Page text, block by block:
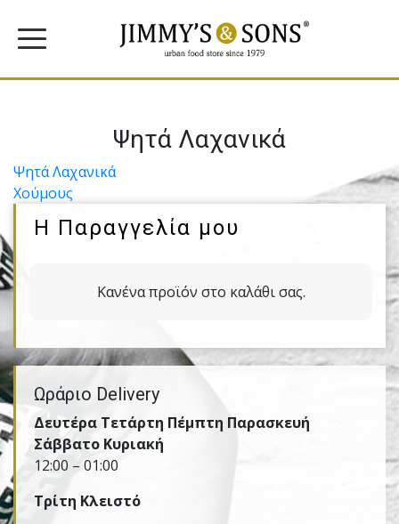
Ψητά Λαχανικά
Πλοήγηση
άρθρων
Ψητά Λαχανικά
Χούμους
Η Παραγγελία μου
Κανένα προϊόν στο καλάθι σας.
Ωράριο Delivery
Δευτέρα Τετάρτη Πέμπτη Παρασκευή
Σάββατο Κυριακή
12:00 – 01:00
Τρίτη Kλειστό